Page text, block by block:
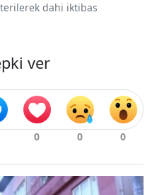
dahi iktibas
ver